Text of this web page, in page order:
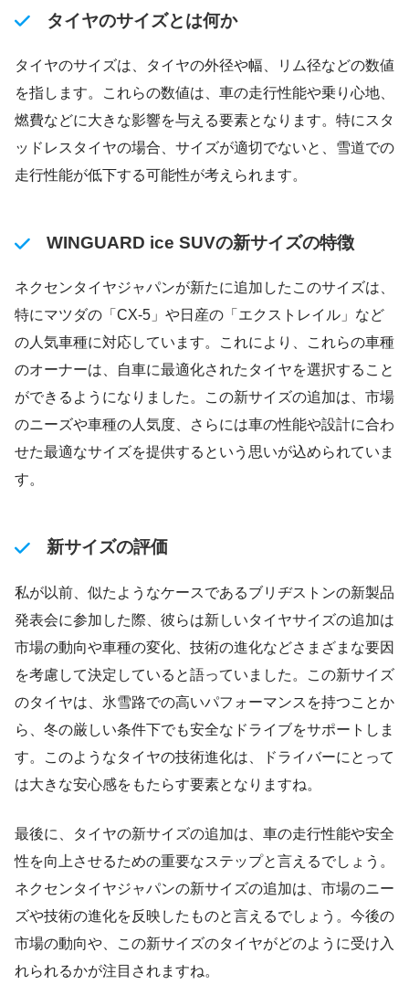
タイヤのサイズとは何か
タイヤのサイズは、タイヤの外径や幅、リム径などの数値
を指します。これらの数値は、車の走行性能や乗り心地、
燃費などに大きな影響を与える要素となります。特にスタ
ッドレスタイヤの場合、サイズが適切でないと、雪道での
走行性能が低下する可能性が考えられます。
WINGUARD ice SUVの新サイズの特徴
ネクセンタイヤジャパンが新たに追加したこのサイズは、
特にマツダの「CX-5」や日産の「エクストレイル」など
の人気車種に対応しています。これにより、これらの車種
のオーナーは、自車に最適化されたタイヤを選択すること
ができるようになりました。この新サイズの追加は、市場
のニーズや車種の人気度、さらには車の性能や設計に合わ
せた最適なサイズを提供するという思いが込められていま
す。
新サイズの評価
私が以前、似たようなケースであるブリヂストンの新製品
発表会に参加した際、彼らは新しいタイヤサイズの追加は
市場の動向や車種の変化、技術の進化などさまざまな要因
を考慮して決定していると語っていました。この新サイズ
のタイヤは、氷雪路での高いパフォーマンスを持つことか
ら、冬の厳しい条件下でも安全なドライブをサポートしま
す。このようなタイヤの技術進化は、ドライバーにとって
は大きな安心感をもたらす要素となりますね。
最後に、タイヤの新サイズの追加は、車の走行性能や安全
性を向上させるための重要なステップと言えるでしょう。
ネクセンタイヤジャパンの新サイズの追加は、市場のニー
ズや技術の進化を反映したものと言えるでしょう。今後の
市場の動向や、この新サイズのタイヤがどのように受け入
れられるかが注目されますね。